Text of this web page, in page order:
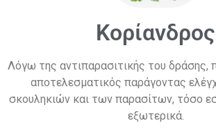
Κορίανδρος
Λόγω της αντιπαρασιτικής του δράσης,
αποτελεσματικός παράγοντας
σκουληκιών και των παρασίτων, τόσο
εξωτερικά.